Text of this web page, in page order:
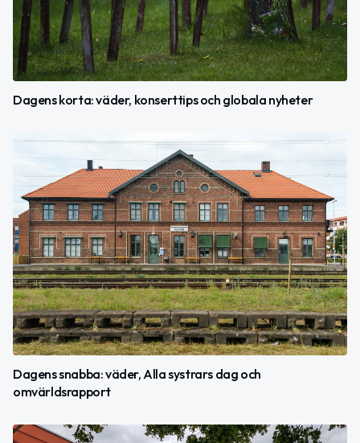
Dagens korta: väder, konserttips och globala nyheter
Dagens snabba: väder, Alla systrars dag och
omvärldsrapport